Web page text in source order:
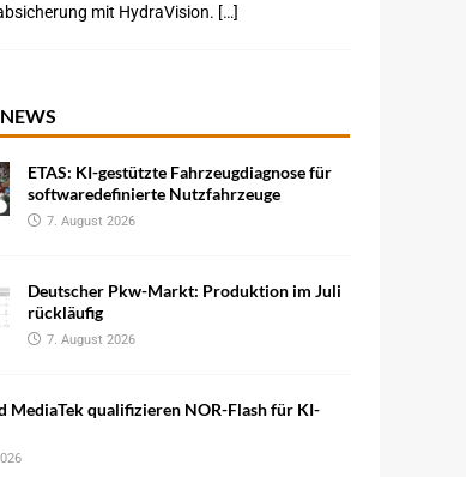
mit HydraVision. […]
ETAS: KI-gestützte Fahrzeugdiagnose für
softwaredefinierte Nutzfahrzeuge
7. August 2026
Deutscher Pkw-Markt: Produktion im Juli
rückläufig
7. August 2026
MediaTek qualifizieren NOR-Flash für KI-